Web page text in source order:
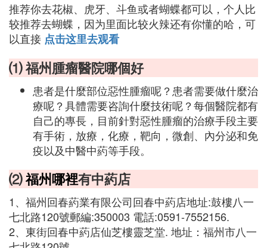
推荐你去花椒、虎牙、斗鱼或者蝴蝶都可以，个人比
较推荐去蝴蝶，因为里面比较火辣还有你懂的哈，可
以直接 点击这里去观看
⑴ 福州腫瘤醫院哪個好
患者是什麼部位惡性腫瘤呢？患者需要做什麼治
療呢？具體需要咨詢什麼技術呢？每個醫院都有
自己的專長，目前針對惡性腫瘤的治療手段主要
有手術，放療，化療，靶向，微創、內分泌和免
疫以及中醫中葯等手段。
⑵福州哪裡有中葯店
1、福州回春葯業有限公司回春中葯店地址:鼓樓八一
七北路120號郵編:350003 電話:0591-7552156.
2、東街回春中葯店仙芝樓靈芝堂. 地址：福州市八一